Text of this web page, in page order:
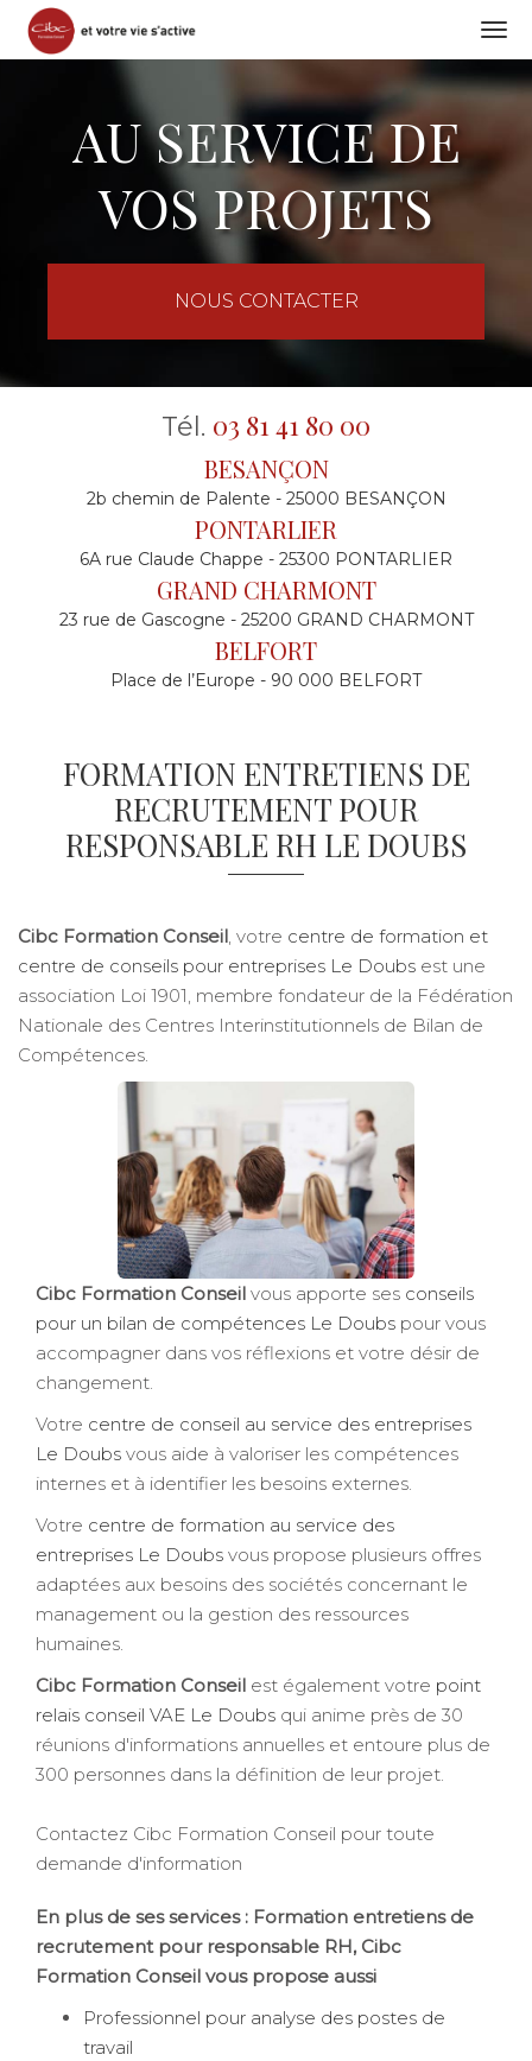
AU SERVICE DE
VOS PROJETS
NOUS CONTACTER
Tél. 03 81 41 80 00
BESANÇON
2b chemin de Palente - 25000 BESANÇON
PONTARLIER
6A rue Claude Chappe - 25300 PONTARLIER
GRAND CHARMONT
23 rue de Gascogne - 25200 GRAND CHARMONT
BELFORT
Place de l’Europe - 90 000 BELFORT
FORMATION ENTRETIENS DE
RECRUTEMENT POUR
RESPONSABLE RH LE DOUBS
Cibc Formation Conseil, votre centre de formation et
centre de conseils pour entreprises Le Doubs est une
association Loi 1901, membre fondateur de la Fédération
Nationale des Centres Interinstitutionnels de Bilan de
Compétences.
Cibc Formation Conseil vous apporte ses conseils
pour un bilan de compétences Le Doubs pour vous
accompagner dans vos réflexions et votre désir de
changement.
Votre centre de conseil au service des entreprises
Le Doubs vous aide à valoriser les compétences
internes et à identifier les besoins externes.
Votre centre de formation au service des
entreprises Le Doubs vous propose plusieurs offres
adaptées aux besoins des sociétés concernant le
management ou la gestion des ressources
humaines.
Cibc Formation Conseil est également votre point
relais conseil VAE Le Doubs qui anime près de 30
réunions d'informations annuelles et entoure plus de
300 personnes dans la définition de leur projet.
Contactez Cibc Formation Conseil pour toute
demande d'information
En plus de ses services : Formation entretiens de
recrutement pour responsable RH, Cibc
Formation Conseil vous propose aussi
Professionnel pour analyse des postes de
travail